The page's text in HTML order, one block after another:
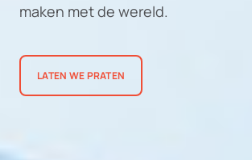
maken met de wereld.
LATEN WE PRATEN